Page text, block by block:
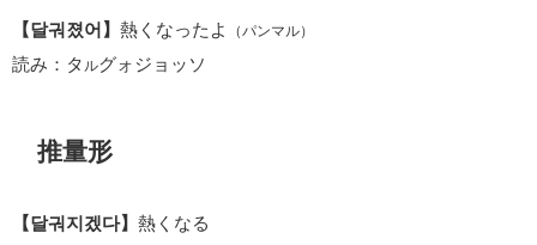
【달궈졌어】 熱くなったよ （パンマル）
読み：タ ルグォジョッソ
推量形
【달궈지겠다】 熱くなる